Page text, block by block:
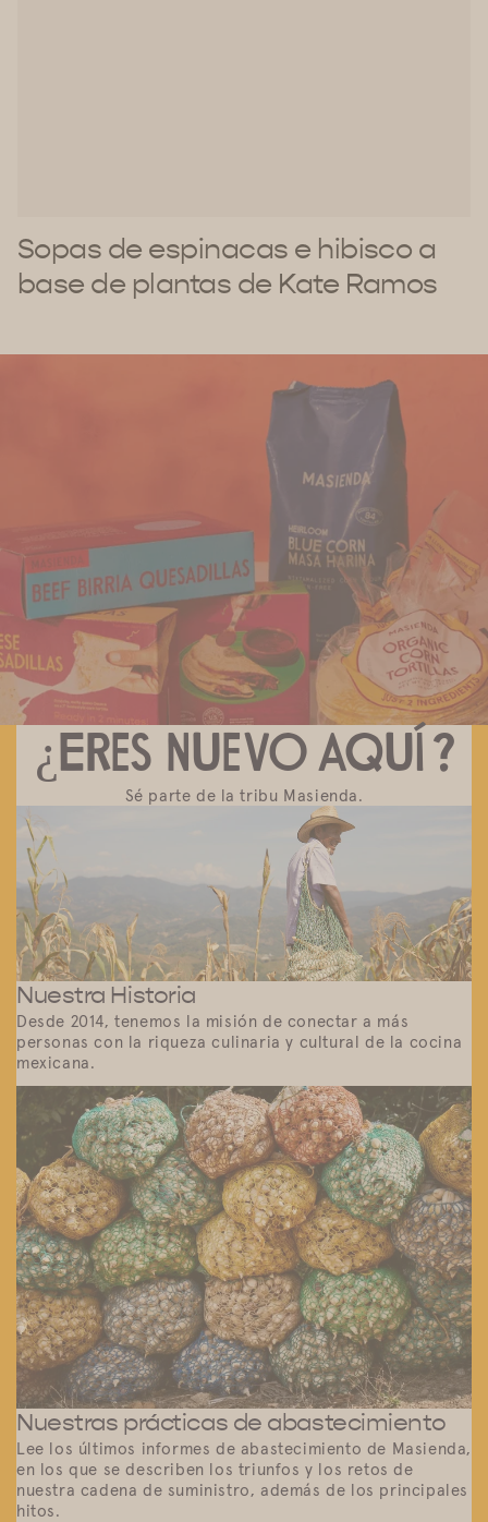
Sopas de espinacas e hibisco a
base de plantas de Kate Ramos
Encuéntranos
Descubre los productos Masienda cerca de ti.
¿Eres nuevo aquí?
Sé parte de la tribu Masienda.
Nuestra Historia
Desde 2014, tenemos la misión de conectar a más
personas con la riqueza culinaria y cultural de la cocina
mexicana.
Nuestras prácticas de abastecimiento
Lee los últimos informes de abastecimiento de Masienda,
en los que se describen los triunfos y los retos de
nuestra cadena de suministro, además de los principales
hitos.